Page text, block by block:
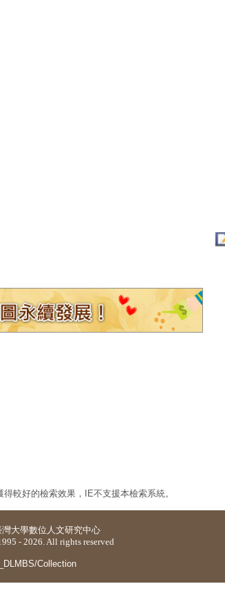
較好的檢索效果，IE不支援本檢索系統。
灣大學數位人文研究中心
- 2026. All rights reserved
Collection